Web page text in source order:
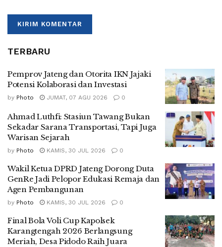
TERBARU
Pemprov Jateng dan Otorita IKN Jajaki
Potensi Kolaborasi dan Investasi
by Photo JUMAT, 07 AGU 2026 0
Ahmad Luthfi: Stasiun Tawang Bukan
Sekadar Sarana Transportasi, Tapi Juga
Warisan Sejarah
by Photo KAMIS, 30 JUL 2026 0
Wakil Ketua DPRD Jateng Dorong Duta
GenRe Jadi Pelopor Edukasi Remaja dan
Agen Pembangunan
by Photo KAMIS, 30 JUL 2026 0
Final Bola Voli Cup Kapolsek
Karangtengah 2026 Berlangsung
Meriah, Desa Pidodo Raih Juara